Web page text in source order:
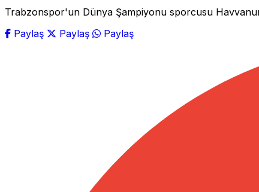
Trabzonspor'un Dünya Şampiyonu sporcusu
Paylaş
Paylaş Paylaş